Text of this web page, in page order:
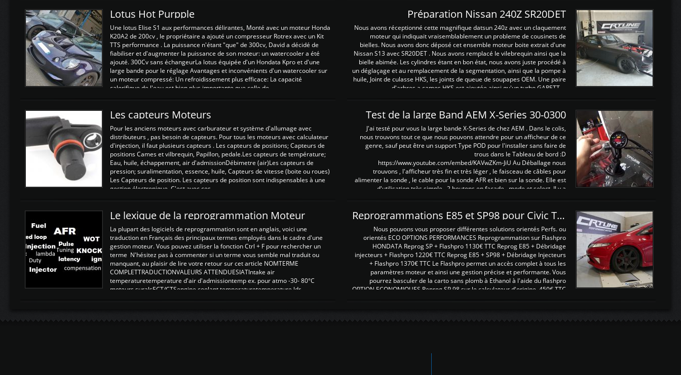
Lotus Hot Purpple
Une lotus Elise S1 aux performances délirantes, Monté avec un moteur Honda
K20A2 de 200cv , le propriétaire a ajouté un compresseur Rotrex avec un Kit
TTS performance . La puissance n'étant "que" de 300cv, David a décidé de
fiabiliser et d'augmenter la puissance de son moteur: un watercooler a été
ajouté. 300Cv sans échangeurLa lotus équipée d'un Hondata Kpro et d'une
large bande pour le réglage Avantages et inconvénients d'un watercooler sur
un moteur compressé: Un refroidissement plus efficace: La capacité
calorifique de l'eau est bien plus importante que celle de ...
Préparation Nissan 240Z SR20DET
Nous avons réceptionné cette magnifique datsun 240z avec un claquement
moteur qui indiquait vraisemblablement un probleme de cousinets de
bielles. Nous avons donc déposé cet ensemble moteur boite extrait d'une
Nissan S13 avec SR20DET . Nous avons remplacé le vilebrequin ainsi que la
bielle abimée. Les cylindres étant en bon état, nous avons juste procédé à
un déglaçage et au remplacement de la segmentation, ainsi que la pompe à
huile, Joint de culasse HKS, les joints de queue de soupapes OEM. Une paire
d'arbres a cames HKS est ajoutée ainsi qu'un turbo GARETT ...
Les capteurs Moteurs
Pour les anciens moteurs avec carburateur et système d'allumage avec
distributeurs , pas besoin de capteurs. Pour tous les moteurs avec calculateur
d'injection, il faut plusieurs capteurs . Les capteurs de positions; Capteurs de
positions Cames et vilbrequin, Papillon, pedale.Les capteurs de température;
Eau, huile, échappement, air d'admissionDébimetre (air)Les capteurs de
pression; suralimentation, essence, huile, Capteurs de vitesse (boite ou roues)
Les Capteurs de position. Les capteurs de position sont indispensables à une
gestion électronique. C'est avec ces ...
Test de la large Band AEM X-Series 30-0300
J'ai testé pour vous la large bande X-Series de chez AEM . Dans le colis,
nous trouvons tout ce que nous pouvons attendre pour un afficheur de ce
genre, sauf peut être un support Type POD pour l'installer sans faire de
trous dans le Tableau de bord :D
https://www.youtube.com/embed/KAVwZKm-JiU Au Déballage nous
trouvons , l'afficheur très fin et très léger , le faisceau de câbles pour
alimenter la sonde , le cable pour la sonde AFR et bien sur la sonde. Elle est
d'utilisation très simple , 2 boutons en façade , mode et select. Il y a
Le lexique de la reprogrammation Moteur
La plupart des logiciels de reprogrammation sont en anglais, voici une
traduction en Français des principaux termes employés dans le cadre d'une
gestion moteur. Vous pouvez utiliser la fonction Ctrl + F pour rechercher un
terme N'hésitez pas à commenter si un terme vous semble mal traduit ou
manquant, au plaisir de lire votre retour sur cet article NOMTERME
COMPLETTRADUCTIONVALEURS ATTENDUESIATIntake air
temperaturetemperature d'air d'admissiontemp ex. pour atmo -30- 80°C
moteurs suralsECT/CTSengine coolant temperaturetemperature ldr
Reprogrammations E85 et SP98 pour Civic Type R FN2
Nous pouvons vous proposer différentes solutions orientés Perfs. ou
orientés ECO OPTIONS PERFORMANCES Reprogrammation sur Flashpro
HONDATA Reprog SP + Flashpro 1130€ TTC Reprog E85 + Débridage
injecteurs + Flashpro 1220€ TTC Reprog E85 + SP98 + Débridage Injecteurs
+ Flashpro 1370€ TTC Le Flashpro permet un accès complet à tous les
paramètres moteur et ainsi une gestion précise et performante. Vous
pourrez basculer de la carto sans plomb à Ethanol à l'aide du flashpro
OPTION ECONOMIQUES Reprog SP 98 sur le calculateur d'origine 450€ TTC